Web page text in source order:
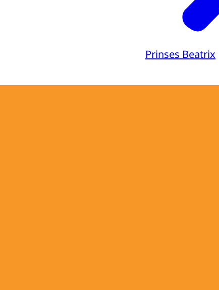
Prinses Beatrix